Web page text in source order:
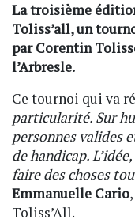
La troisième
Toliss’all, un
par Corentin
l’Arbresle.
Ce tournoi qui va
particularité. Sur
personnes valides
de handicap.
faire des choses
Emmanuelle Cario
Toliss’All.